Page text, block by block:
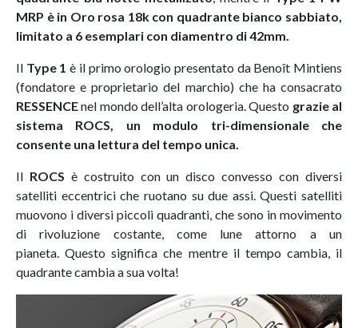
MRP è in Oro rosa 18k con quadrante bianco sabbiato,
limitato a 6 esemplari con diamentro di 42mm.
Il Type 1 è il primo orologio presentato da Benoît Mintiens
(fondatore e proprietario del marchio) che ha consacrato
RESSENCEnel mondo dell’alta orologeria. Questo grazie al
sistema ROCS, un modulo tri-dimensionale che
consente una lettura del tempo unica.
Il ROCS è costruito con un disco convesso con diversi
satelliti eccentrici che ruotano su due assi. Questi satelliti
muovono i diversi piccoli quadranti, che sono in movimento
di rivoluzione costante, come lune attorno a un
pianeta. Questo significa che mentre il tempo cambia, il
quadrante cambia a sua volta!